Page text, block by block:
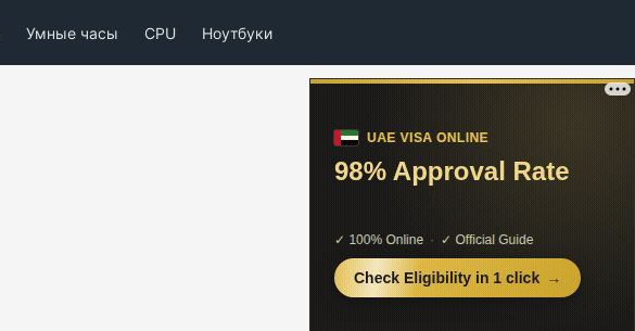
Умные часы CPU Ноутбуки